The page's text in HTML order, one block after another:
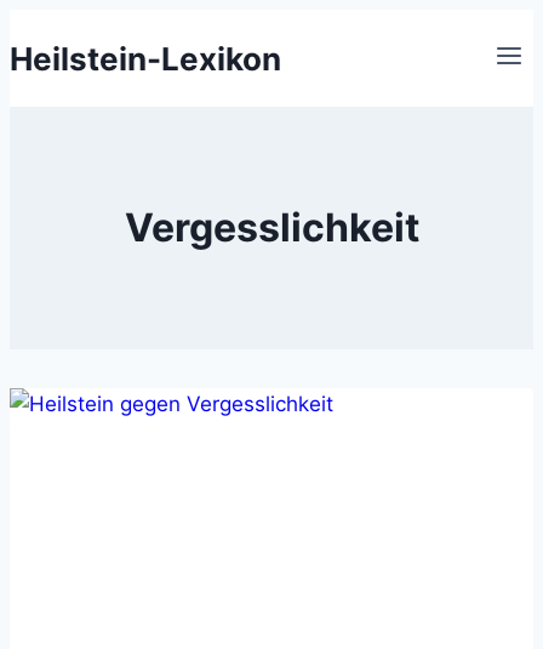
Inhalt
Heilstein-Lexikon
Vergesslichkeit